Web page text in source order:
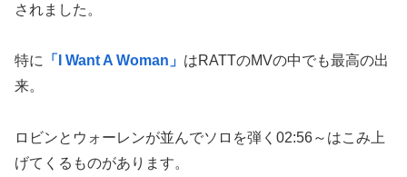
されました。
特に 「I Want A Woman」 はRATTのMVの中でも最高の出
来。
ロビンとウォーレンが並んでソロを弾く02:56～はこみ上
げてくるものがあります。